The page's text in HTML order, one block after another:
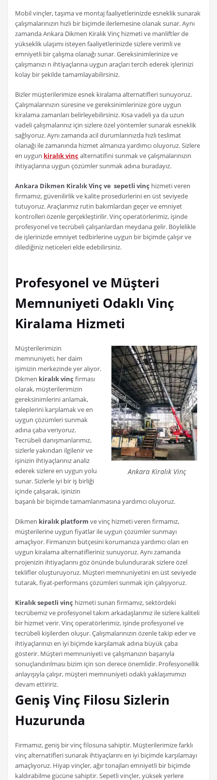
Mobil vinçler, taşıma ve montaj faaliyetlerinizde esneklik sunarak
çalışmalarınızın hızlı bir biçimde ilerlemesine olanak sunar. Aynı
zamanda Ankara Dikmen Kiralık Vinç hizmeti ve manliftler de
yükseklik ulaşımı isteyen faaliyetlerinizde sizlere verimli ve
emniyetli bir çalışma olanağı sunar. Gereksinimlerinize ve
çalışmanızı n ihtiyaçlarına uygun araçları tercih ederek işlerinizi
kolay bir şekilde tamamlayabilirsiniz.
Bizler müşterilerimize esnek kiralama alternatifleri sunuyoruz.
Çalışmalarınızın süresine ve gereksinimlerinize göre uygun
kiralama zamanları belirleyebilirsiniz. Kısa vadeli ya da uzun
vadeli çalışmalarınız için sizlere özel yöntemler sunarak esneklik
sağlıyoruz. Aynı zamanda acil durumlarınızda hızlı teslimat
olanağı ile zamanında hizmet almanıza yardımcı oluyoruz. Sizlere
en uygun kiralık vinçalternatifini sunmak ve çalışmalarınızın
ihtiyaçlarına uygun çözümler sunmak adına buradayız.
Ankara Dikmen Kiralık Vinç ve sepetli vinç hizmeti veren
firmamız, güvenilirlik ve kalite prosedürlerini en üst seviyede
tutuyoruz. Araçlarımız rutin bakımlardan geçer ve emniyet
kontrolleri özenle gerçekleştirilir. Vinç operatörlerimiz, işinde
profesyonel ve tecrübeli çalışanlardan meydana gelir. Böylelikle
de işlerinizde emniyet tedbirlerine uygun bir biçimde çalışır ve
dilediğiniz neticeleri elde edebilirsiniz.
Profesyonel ve Müşteri
Memnuniyeti Odaklı Vinç
Kiralama Hizmeti
Ankara Kiralık Vinç
Müşterilerimizin
memnuniyeti, her daim
işimizin merkezinde yer alıyor.
Dikmen kiralık vinç firması
olarak, müşterilerimizin
gereksinimlerini anlamak,
taleplerini karşılamak ve en
uygun çözümleri sunmak
adına çaba veriyoruz.
Tecrübeli danışmanlarımız,
sizlerle yakından ilgilenir ve
işinizin ihtiyaçlarınız analiz
ederek sizlere en uygun yolu
sunar. Sizlerle iyi bir iş birliği
içinde çalışarak, işinizin
başarılı bir biçimde tamamlanmasına yardımcı oluyoruz.
Dikmen kiralık platform ve vinç hizmeti veren firmamız,
müşterilerine uygun fiyatlar ile uygun çözümler sunmayı
amaçlıyor. Firmanızın bütçesini korumanıza yardımcı olan en
uygun kiralama alternatifleriniz sunuyoruz. Aynı zamanda
projenizin ihtiyaçlarını göz önünde bulundurarak sizlere özel
teklifler oluşturuyoruz. Müşteri memnuniyetini en üst seviyede
tutarak, fiyat-performans çözümleri sunmak için çalışıyoruz.
Kiralık sepetli vinç hizmeti sunan firmamız, sektördeki
tecrübemiz ve profesyonel takım arkadaşlarımız ile sizlere kaliteli
bir hizmet verir. Vinç operatörlerimiz, işinde profesyonel ve
tecrübeli kişilerden oluşur. Çalışmalarınızın özenle takip eder ve
ihtiyaçlarınızı en iyi biçimde karşılamak adına büyük çaba
gösterir. Müşteri memnuniyeti ve çalışmanızın başarıyla
sonuçlandırılması bizim için son derece önemlidir. Profesyonellik
anlayışıyla çalışır, müşteri memnuniyeti odaklı yaklaşımımızı
devam ettiririz.
Geniş Vinç Filosu Sizlerin
Huzurunda
Firmamız, geniş bir vinç filosuna sahiptir. Müşterilerimize farklı
vinç alternatifleri sunarak ihtiyaçlarını en iyi biçimde karşılamayı
amaçlıyoruz. Hiyap vinçler, ağır tonajları emniyetli bir biçimde
kaldırabilme gücüne sahiptir. Sepetli vinçler, yüksek yerlere